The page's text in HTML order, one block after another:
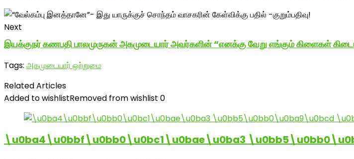
Next
இயக்குநர் கணபதி பாலமுருகன் அகமுடையார் அவர்களின் “எனக்கு வேறு எங்கும் கிளைகள்
Tags: அகமுடையார் ஒற்றுமை
Related Articles
Added to wishlistRemoved from wishlist 0
\u0ba4\u0bbf\u0bb0\u0bc1\u0bae\u0ba3